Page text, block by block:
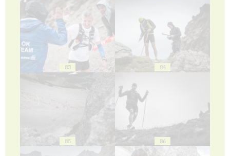
83 84
85 86